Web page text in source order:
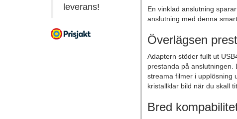
leverans!
En vinklad anslutning
anslutning med denna
Överlägsen
Adaptern stöder fullt ut
prestanda på anslutningen.
streama filmer i upplösning
kristallklar bild när du skall
Bred